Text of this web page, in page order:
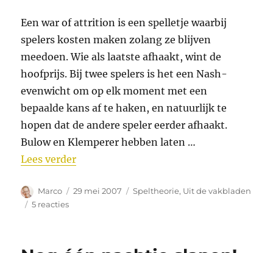
Een war of attrition is een spelletje waarbij
spelers kosten maken zolang ze blijven
meedoen. Wie als laatste afhaakt, wint de
hoofprijs. Bij twee spelers is het een Nash-
evenwicht om op elk moment met een
bepaalde kans af te haken, en natuurlijk te
hopen dat de andere speler eerder afhaakt.
Bulow en Klemperer hebben laten …
Lees verder“Slijtageslag”
Auteur
Marco
Geplaatst
29 mei 2007 Categorieën
Speltheorie, Uit de vakbladen
5 reactiesop